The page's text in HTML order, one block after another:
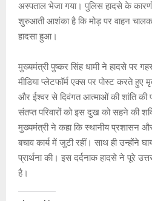
अस्पताल भेजा गया। पुलिस हादसे के
शुरुआती आशंका है कि मोड़ पर वाहन
हादसा हुआ।
मुख्यमंत्री पुष्कर सिंह धामी ने हादसे पर
मीडिया प्लेटफॉर्म एक्स पर पोस्ट करते हुए
और ईश्वर से दिवंगत आत्माओं की शांति की
संतप्त परिवारों को इस दुख को सहने की
मुख्यमंत्री ने कहा कि स्थानीय प्रशासन
बचाव कार्य में जुटी रहीं। साथ ही उन्होंने
प्रार्थना की। इस दर्दनाक हादसे ने पूरे
है।